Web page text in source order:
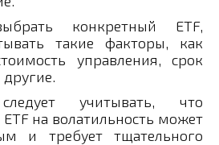
конкретный ETF,
такие факторы, как
управления, срок
учитывать, что
на волатильность может
и требует тщательного